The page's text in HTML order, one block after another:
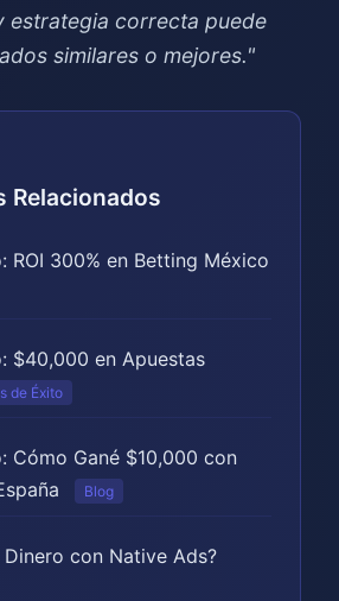
estrategia correcta puede
similares o mejores."
Relacionados
ROI 300% en Betting México
$40,000 en Apuestas
de Éxito
Cómo Gané $10,000 con
Blog
Dinero con Native Ads?